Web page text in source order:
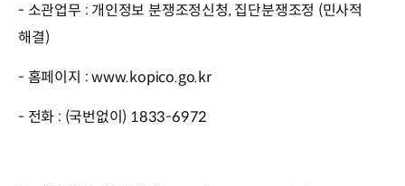
- 소관업무 : 개인정보 분쟁조정신청, 집단분쟁조정 (민사적
해결)
- 홈페이지 : www.kopico.go.kr
- 전화 : (국번없이) 1833-6972